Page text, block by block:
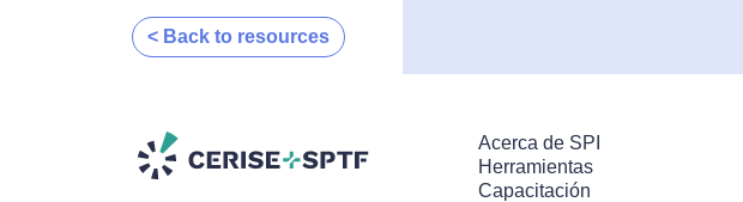
< Back to resources
Acerca de SPI
Herramientas
Capacitación